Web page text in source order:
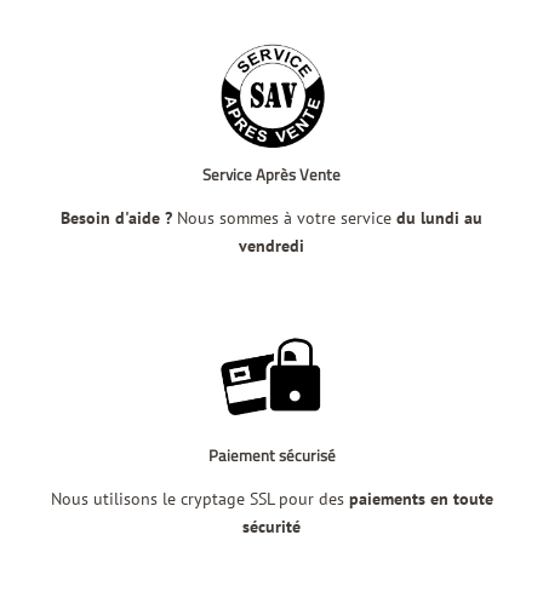
Service Après Vente
Besoin d'aide ? Nous sommes à votre service du lundi au
vendredi
Paiement sécurisé
Nous utilisons le cryptage SSL pour des paiements en toute
sécurité